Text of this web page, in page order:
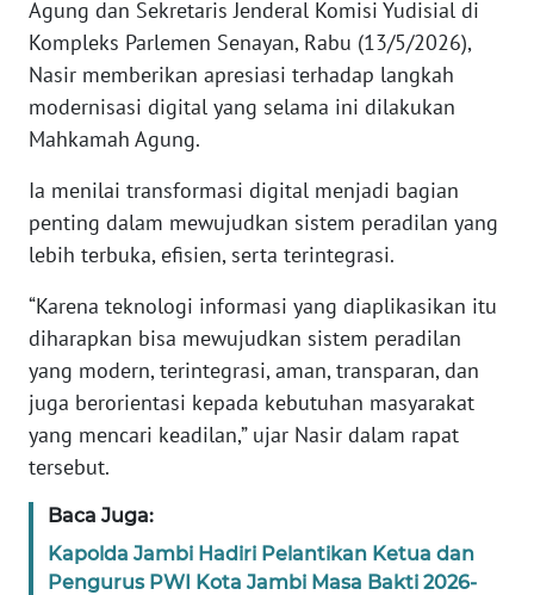
Agung dan Sekretaris Jenderal Komisi Yudisial di
Kompleks Parlemen Senayan, Rabu (13/5/2026),
Nasir memberikan apresiasi terhadap langkah
modernisasi digital yang selama ini dilakukan
Mahkamah Agung.
Ia menilai transformasi digital menjadi bagian
penting dalam mewujudkan sistem peradilan yang
lebih terbuka, efisien, serta terintegrasi.
“Karena teknologi informasi yang diaplikasikan itu
diharapkan bisa mewujudkan sistem peradilan
yang modern, terintegrasi, aman, transparan, dan
juga berorientasi kepada kebutuhan masyarakat
yang mencari keadilan,” ujar Nasir dalam rapat
tersebut.
Baca Juga:
Kapolda Jambi Hadiri Pelantikan Ketua dan
Pengurus PWI Kota Jambi Masa Bakti 2026-
DISCLAIMER
Wahana
News
Regional
WN
SUMUT
JAKARTA
WN
JABAR
WN
WN
NTT